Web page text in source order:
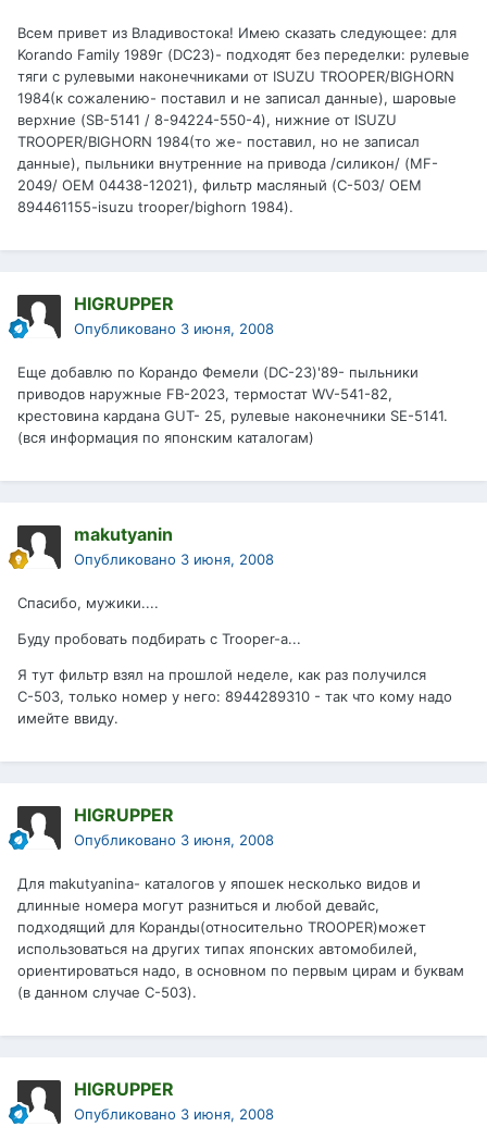
Всем привет из Владивостока! Имею сказать следующее: для
Korando Family 1989г (DC23)- подходят без переделки: рулевые
тяги с рулевыми наконечниками от ISUZU TROOPER/BIGHORN
1984(к сожалению- поставил и не записал данные), шаровые
верхние (SB-5141 / 8-94224-550-4), нижние от ISUZU
TROOPER/BIGHORN 1984(то же- поставил, но не записал
данные), пыльники внутренние на привода /силикон/ (MF-
2049/ OEM 04438-12021), фильтр масляный (C-503/ OEM
894461155-isuzu trooper/bighorn 1984).
HIGRUPPER
Опубликовано 3 июня, 2008
Еще добавлю по Корандо Фемели (DC-23)'89- пыльники
приводов наружные FB-2023, термостат WV-541-82,
крестовина кардана GUT- 25, рулевые наконечники SE-5141.
(вся информация по японским каталогам)
makutyanin
Опубликовано 3 июня, 2008
Спасибо, мужики....
Буду пробовать подбирать с Trooper-а...
Я тут фильтр взял на прошлой неделе, как раз получился
С-503, только номер у него: 8944289310 - так что кому надо
имейте ввиду.
HIGRUPPER
Опубликовано 3 июня, 2008
Для makutyaninа- каталогов у япошек несколько видов и
длинные номера могут разниться и любой девайс,
подходящий для Коранды(относительно TROOPER)может
использоваться на других типах японских автомобилей,
ориентироваться надо, в основном по первым цирам и буквам
(в данном случае C-503).
HIGRUPPER
Опубликовано 3 июня, 2008